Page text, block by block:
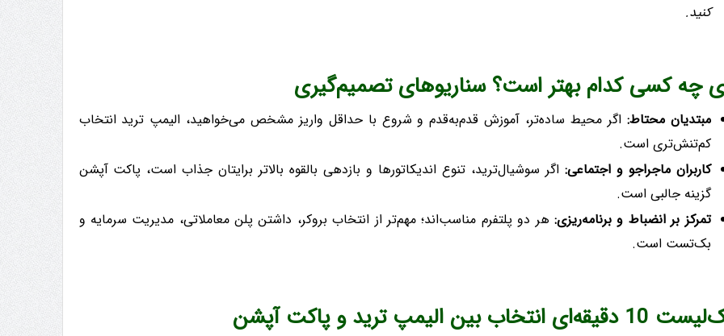
کنید.
چه کسی کدام بهتر است؟ سناریوهای تصمیم‌گیری
مبتدیان محتاط: اگر محیط ساده‌تر، آموزش قدم‌به‌قدم و شروع با حداقل واریز مشخص می‌خواهید، الیمپ ترید انتخاب
کم‌تنش‌تری است.
کاربران ماجراجو و اجتماعی: اگر سوشیال‌ترید، تنوع اندیکاتورها و بازدهی بالقوه بالاتر برایتان جذاب است، پاکت آپشن
گزینه جالبی است.
تمرکز بر انضباط و برنامه‌ریزی: هر دو پلتفرم مناسب‌اند؛ مهم‌تر از انتخاب بروکر، داشتن پلن معاملاتی، مدیریت سرمایه و
بک‌تست است.
انتخاب بین الیمپ ترید و پاکت آپشن